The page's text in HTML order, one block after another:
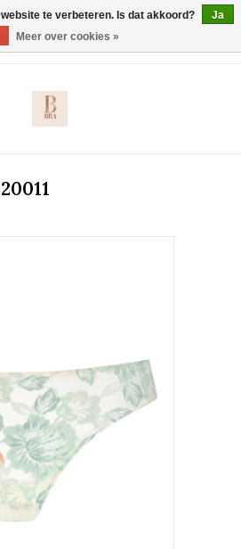
te verbeteren. Is dat akkoord?
Ja
Meer over cookies »
werkt met EU maten. .